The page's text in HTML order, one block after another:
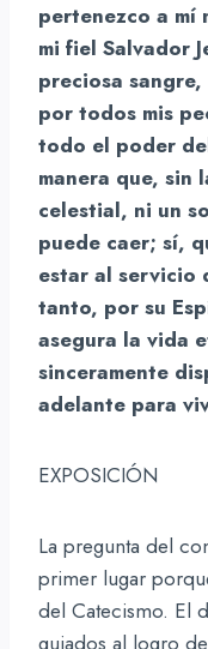
pertenezco a mí
mi fiel Salvador
preciosa
por todos mis
todo el poder
manera que, sin
celestial, ni un
puede caer; sí,
estar al servicio
tanto, por su
asegura la vida
sinceramente
adelante para
EXPOSICIÓN
La pregunta del
primer lugar
del Catecismo. El
guiados al logro